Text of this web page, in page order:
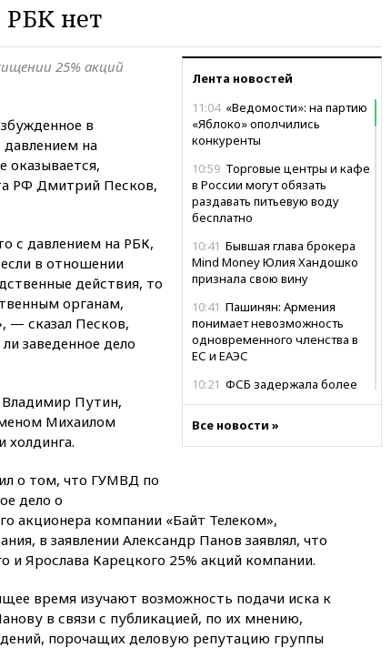
нет
Лента новостей
11:04 «Ведомости»: на партию
«Яблоко» ополчились
конкуренты
10:59 Торговые центры и кафе
в России могут обязать
раздавать питьевую воду
бесплатно
10:41 Бывшая глава брокера
Mind Money Юлия Хандошко
признала свою вину
10:41 Пашинян: Армения
понимает невозможность
одновременного членства в
ЕС и ЕАЭС
10:21 ФСБ задержала более
«Москве-Сити»
09:56Хакеры нашли
документы об ударах ВСУ по
нефтяным терминалам в
09:49 WSJ: Трамп «сходит с
об истощении боеприпасов у
Все новости »
25% акций
в
на
оказывается,
РФ Дмитрий Песков,
с давлением на РБК,
если в отношении
действия, то
органам,
— сказал Песков,
заведенное дело
Путин,
Михаилом
о том, что ГУМВД по
дело о
акционера компании «Байт Телеком»,
в заявлении Александр Панов заявлял, что
и Ярослава Карецкого 25% акций компании.
время изучают возможность подачи иска к
в связи с публикацией, по их мнению,
порочащих деловую репутацию группы